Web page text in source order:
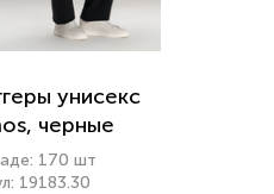
унисекс
черные
170 шт
19183.30